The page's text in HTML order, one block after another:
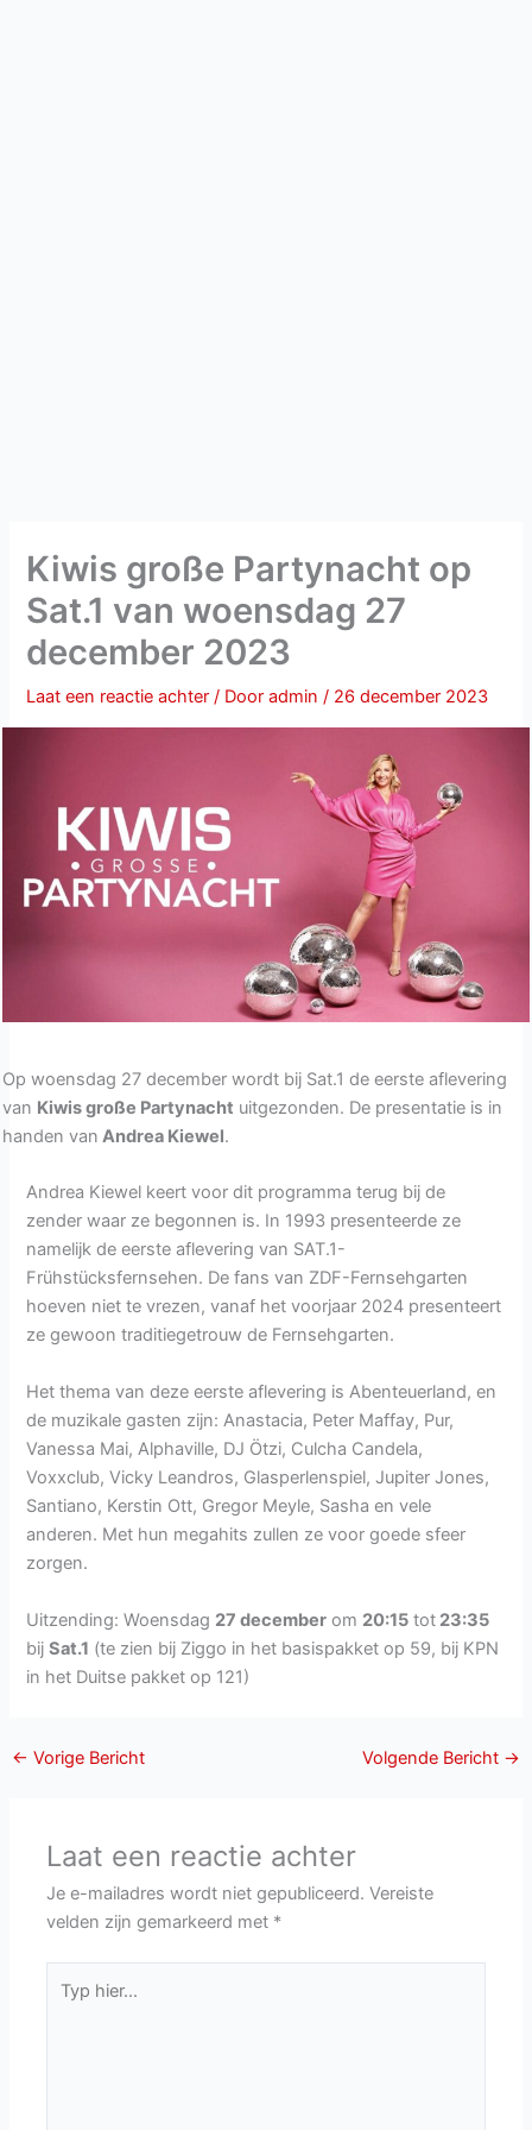
Kiwis große Partynacht op
Sat.1 van woensdag 27
december 2023
Laat een reactie achter / Dooradmin/ 26 december 2023
Op woensdag 27 december wordt bij Sat.1 de eerste aflevering
van Kiwis große Partynacht uitgezonden. De presentatie is in
handen van Andrea Kiewel.
Andrea Kiewel keert voor dit programma terug bij de
zender waar ze begonnen is. In 1993 presenteerde ze
namelijk de eerste aflevering van SAT.1-
Frühstücksfernsehen. De fans van ZDF-Fernsehgarten
hoeven niet te vrezen, vanaf het voorjaar 2024 presenteert
ze gewoon traditiegetrouw de Fernsehgarten.
Het thema van deze eerste aflevering is Abenteuerland, en
de muzikale gasten zijn: Anastacia, Peter Maffay, Pur,
Vanessa Mai, Alphaville, DJ Ötzi, Culcha Candela,
Voxxclub, Vicky Leandros, Glasperlenspiel, Jupiter Jones,
Santiano, Kerstin Ott, Gregor Meyle, Sasha en vele
anderen. Met hun megahits zullen ze voor goede sfeer
zorgen.
Uitzending: Woensdag 27 december om 20:15 tot 23:35
bijSat.1 (te zien bij Ziggo in het basispakket op 59, bij KPN
in het Duitse pakket op 121)
← Vorige Bericht Volgende Bericht →
Laat een reactie achter
Je e-mailadres wordt niet gepubliceerd. Vereiste
velden zijn gemarkeerd met *
hier...